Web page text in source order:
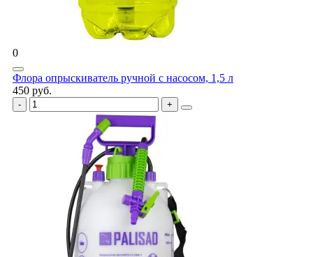
0
Флора опрыскиватель ручной с насосом, 1,5 л
450 руб.